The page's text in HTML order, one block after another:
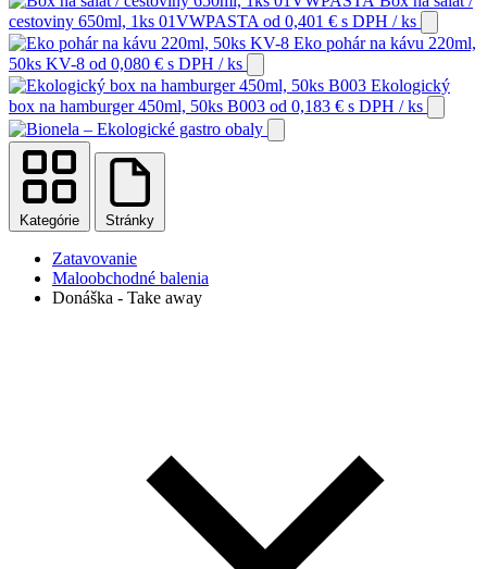
cestoviny 650ml, 1ks 01VWPASTA od 0,401 € s DPH / ks
Eko pohár na kávu 220ml,
50ks KV-8 od 0,080 € s DPH / ks
Ekologický
box na hamburger 450ml, 50ks B003 od 0,183 € s DPH / ks
Kategórie Stránky
Zatavovanie
Maloobchodné balenia
Donáška - Take away